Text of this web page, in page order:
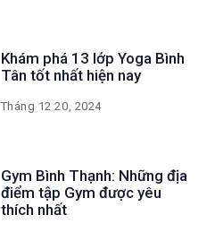
Khám phá 13 lớp Yoga Bình
Tân tốt nhất hiện nay
Tháng 12 20, 2024
Gym Bình Thạnh: Những địa
điểm tập Gym được yêu
thích nhất